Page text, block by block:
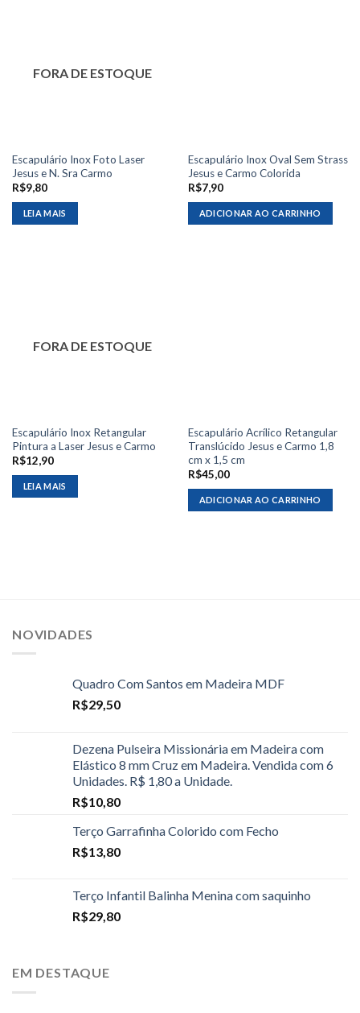
FORA DE ESTOQUE
Escapulário Inox Foto Laser
Jesus e N. Sra Carmo
R$9,80
LEIA MAIS
Escapulário Inox Oval Sem Strass
Jesus e Carmo Colorida
R$7,90
ADICIONAR AO CARRINHO
FORA DE ESTOQUE
Escapulário Inox Retangular
Pintura a Laser Jesus e Carmo
R$12,90
LEIA MAIS
Escapulário Acrílico Retangular
Translúcido Jesus e Carmo 1,8
cm x 1,5 cm
R$45,00
ADICIONAR AO CARRINHO
NOVIDADES
Quadro Com Santos em Madeira MDF
R$29,50
Dezena Pulseira Missionária em Madeira com
Elástico 8 mm Cruz em Madeira. Vendida com 6
Unidades. R$ 1,80 a Unidade.
R$10,80
Terço Garrafinha Colorido com Fecho
R$13,80
Terço Infantil Balinha Menina com saquinho
R$29,80
EM DESTAQUE